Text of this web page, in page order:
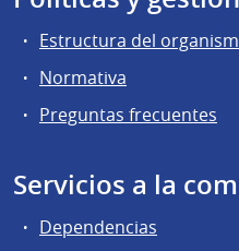
Estructura del
Normativa
Preguntas frecuentes
Servicios a la
Dependencias